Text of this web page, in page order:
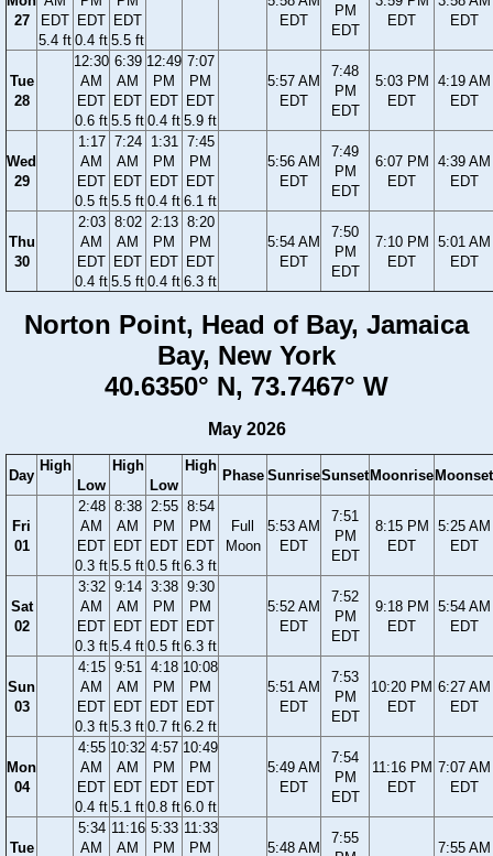
27
EDT
5.4 ft
EDT
0.4 ft
EDT
5.5 ft
EDT
PM
EDT
EDT
EDT
Tue
28
12:30
AM
EDT
0.6 ft
6:39
AM
EDT
5.5 ft
12:49
PM
EDT
0.4 ft
7:07
PM
EDT
5.9 ft
5:57 AM
EDT
7:48
PM
EDT
5:03 PM
EDT
4:19 AM
EDT
Wed
29
1:17
AM
EDT
0.5 ft
7:24
AM
EDT
5.5 ft
1:31
PM
EDT
0.4 ft
7:45
PM
EDT
6.1 ft
5:56 AM
EDT
7:49
PM
EDT
6:07 PM
EDT
4:39 AM
EDT
Thu
30
2:03
AM
EDT
0.4 ft
8:02
AM
EDT
5.5 ft
2:13
PM
EDT
0.4 ft
8:20
PM
EDT
6.3 ft
5:54 AM
EDT
7:50
PM
EDT
7:10 PM
EDT
5:01 AM
EDT
Norton Point, Head of Bay, Jamaica
Bay, New York
40.6350° N, 73.7467° W
May 2026
Day
High
Low
High
Low
High
Phase SunriseSunset Moonrise Moonset
Fri
01
2:48
AM
EDT
0.3 ft
8:38
AM
EDT
5.5 ft
2:55
PM
EDT
0.5 ft
8:54
PM
EDT
6.3 ft
Full
Moon
5:53 AM
EDT
7:51
PM
EDT
8:15 PM
EDT
5:25 AM
EDT
Sat
02
3:32
AM
EDT
0.3 ft
9:14
AM
EDT
5.4 ft
3:38
PM
EDT
0.5 ft
9:30
PM
EDT
6.3 ft
5:52 AM
EDT
7:52
PM
EDT
9:18 PM
EDT
5:54 AM
EDT
Sun
03
4:15
AM
EDT
0.3 ft
9:51
AM
EDT
5.3 ft
4:18
PM
EDT
0.7 ft
10:08
PM
EDT
6.2 ft
5:51 AM
EDT
7:53
PM
EDT
10:20 PM
EDT
6:27 AM
EDT
Mon
04
4:55
AM
EDT
0.4 ft
10:32
AM
EDT
5.1 ft
4:57
PM
EDT
0.8 ft
10:49
PM
EDT
6.0 ft
5:49 AM
EDT
7:54
PM
EDT
11:16 PM
EDT
7:07 AM
EDT
Tue
5:34
AM
11:16
AM
5:33
PM
11:33
PM
5:48 AM
7:55
7:55 AM